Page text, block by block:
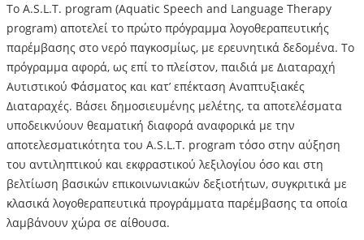
Το A.S.L.T. program (Aquatic Speech and Language Therapy
program) αποτελεί το πρώτο πρόγραμμα λογοθεραπευτικής
παρέμβασης στο νερό παγκοσμίως, με ερευνητικά δεδομένα. Το
πρόγραμμα αφορά, ως επί το πλείστον, παιδιά με Διαταραχή
Αυτιστικού Φάσματος και κατ’ επέκταση Αναπτυξιακές
Διαταραχές. Βάσει δημοσιευμένης μελέτης, τα αποτελέσματα
υποδεικνύουν θεαματική διαφορά αναφορικά με την
αποτελεσματικότητα του A.S.L.T. program τόσο στην αύξηση
του αντιληπτικού και εκφραστικού λεξιλογίου όσο και στη
βελτίωση βασικών επικοινωνιακών δεξιοτήτων, συγκριτικά με
κλασικά λογοθεραπευτικά προγράμματα παρέμβασης τα οποία
λαμβάνουν χώρα σε αίθουσα.